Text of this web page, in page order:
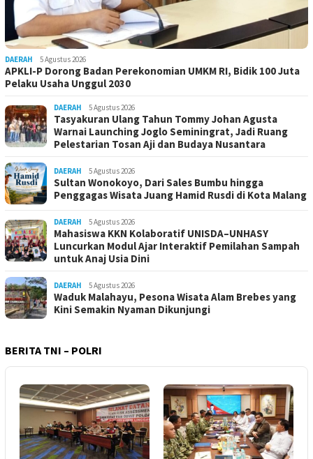
DAERAH 5 Agustus 2026
APKLI-P Dorong Badan Perekonomian UMKM RI, Bidik 100 Juta
Pelaku Usaha Unggul 2030
DAERAH 5 Agustus 2026
Tasyakuran Ulang Tahun Tommy Johan Agusta
Warnai Launching Joglo Seminingrat, Jadi Ruang
Pelestarian Tosan Aji dan Budaya Nusantara
DAERAH 5 Agustus 2026
Sultan Wonokoyo, Dari Sales Bumbu hingga
Penggagas Wisata Juang Hamid Rusdi di Kota Malang
DAERAH 5 Agustus 2026
Mahasiswa KKN Kolaboratif UNISDA–UNHASY
Luncurkan Modul Ajar Interaktif Pemilahan Sampah
untuk Anaj Usia Dini
DAERAH 5 Agustus 2026
Waduk Malahayu, Pesona Wisata Alam Brebes yang
Kini Semakin Nyaman Dikunjungi
BERITA TNI – POLRI